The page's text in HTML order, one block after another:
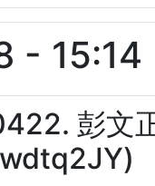
- 15:14
彭文